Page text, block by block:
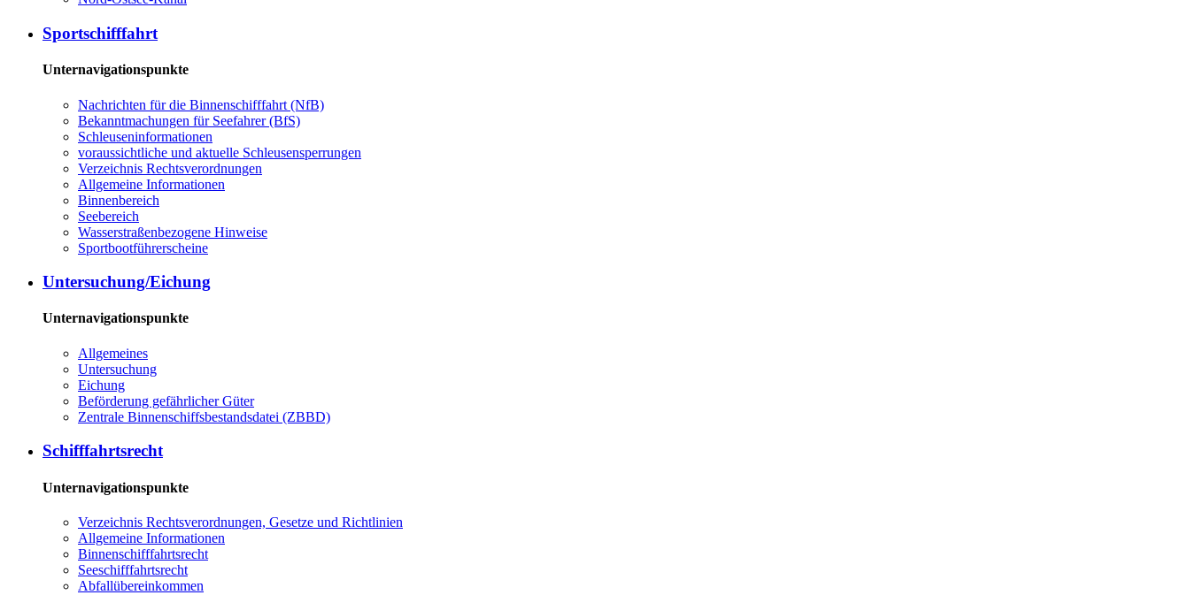
Sport­schiff­fahrt
Unternavigationspunkte
Nach­rich­ten für die Bin­nen­schiff­fahrt (NfB)
Be­kannt­ma­chun­gen für See­fah­rer (BfS)
Schleu­sen­in­for­ma­tio­nen
voraussichtliche und aktuelle Schleusensperrungen
Ver­zeich­nis Rechts­ver­ord­nun­gen
All­ge­mei­ne In­for­ma­tio­nen
Bin­nen­be­reich
See­be­reich
Was­ser­stra­ßen­be­zo­ge­ne Hin­wei­se
Sport­boot­füh­rer­schei­ne
Un­ter­su­chung/Ei­chung
Unternavigationspunkte
All­ge­mei­nes
Un­ter­su­chung
Ei­chung
Be­för­de­rung ge­fähr­li­cher Gü­ter
Zen­tra­le Bin­nen­schiffs­be­stands­da­tei (ZBBD)
Schiff­fahrts­recht
Unternavigationspunkte
Ver­zeich­nis Rechts­ver­ord­nun­gen, Ge­set­ze und Richt­li­ni­en
All­ge­mei­ne In­for­ma­tio­nen
Bin­nen­schiff­fahrts­recht
See­schiff­fahrts­recht
Ab­fall­über­ein­kom­men